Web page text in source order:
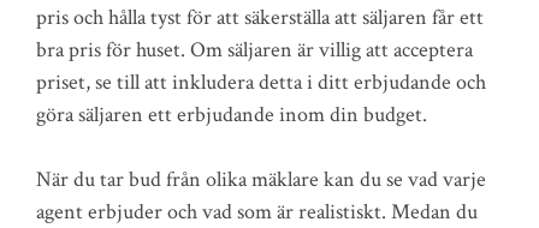
pris och hålla tyst för att säkerställa att säljaren får ett
bra pris för huset. Om säljaren är villig att acceptera
priset, se till att inkludera detta i ditt erbjudande och
göra säljaren ett erbjudande inom din budget.
När du tar bud från olika mäklare kan du se vad varje
agent erbjuder och vad som är realistiskt. Medan du